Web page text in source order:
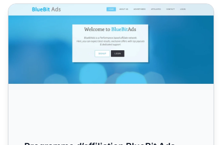
Programme d’affiliation BlueBit Ads